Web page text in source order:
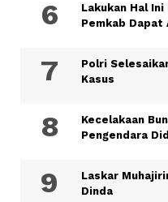
Lakukan Hal
Pemkab Dapat
Polri
Kasus
Kecelakaan
Pengendara
Laskar
Dinda